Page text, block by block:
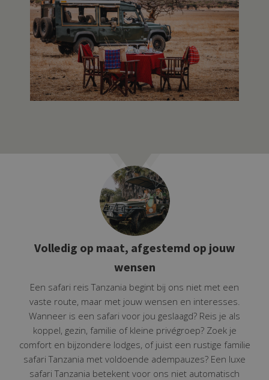
Volledig op maat, afgestemd op jouw
wensen
Een safari reis Tanzania begint bij ons niet met een
vaste route, maar met jouw wensen en interesses.
Wanneer is een safari voor jou geslaagd? Reis je als
koppel, gezin, familie of kleine privégroep? Zoek je
comfort en bijzondere lodges, of juist een rustige familie
safari Tanzania met voldoende adempauzes? Een luxe
safari Tanzania betekent voor ons niet automatisch